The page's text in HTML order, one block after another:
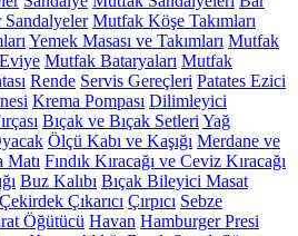
Sandalyeler Mutfak Köşe Takımları
Yemek Masası ve Takımları Mutfak
Eviye Mutfak Bataryaları Mutfak
Rende Servis Gereçleri Patates Ezici
Krema Pompası Dilimleyici
Bıçak ve Bıçak Setleri Yağ
Ölçü Kabı ve Kaşığı Merdane ve
Matı Fındık Kıracağı ve Ceviz Kıracağı
Buz Kalıbı Bıçak Bileyici Masat
Çekirdek Çıkarıcı Çırpıcı Sebze
Öğütücü Havan Hamburger Presi